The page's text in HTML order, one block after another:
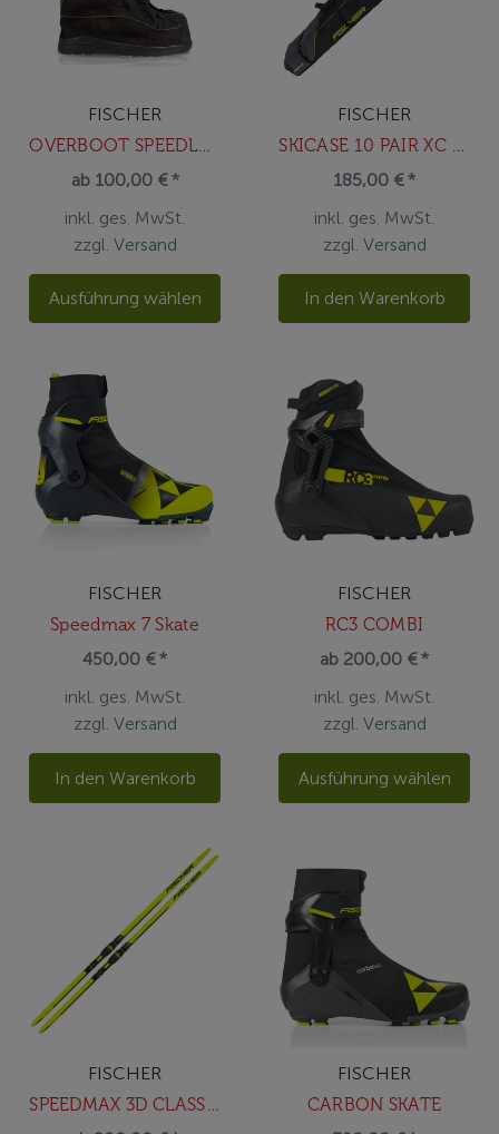
FISCHER
OVERBOOT SPEEDLOCK
ab 100,00 € *
inkl. ges. MwSt.
zzgl. Versand
Ausführung wählen
FISCHER
SKICASE 10 PAIR XC PERFORMANCE WHEE
185,00 € *
inkl. ges. MwSt.
zzgl. Versand
In den Warenkorb
FISCHER
Speedmax 7 Skate
450,00 € *
inkl. ges. MwSt.
zzgl. Versand
In den Warenkorb
FISCHER
RC3 COMBI
ab 200,00 € *
inkl. ges. MwSt.
zzgl. Versand
Ausführung wählen
FISCHER
SPEEDMAX 3D CLASSIC PLUS 902 MEDIUM
FISCHER
CARBON SKATE